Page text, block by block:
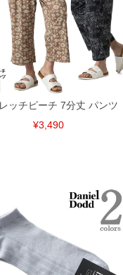
す。
サイド・バック・カーゴポ
／ストレッチ／接触冷感
ださい。
とさせて頂いております。予め
ッチピーチ 7分丈 パンツ
¥3,490